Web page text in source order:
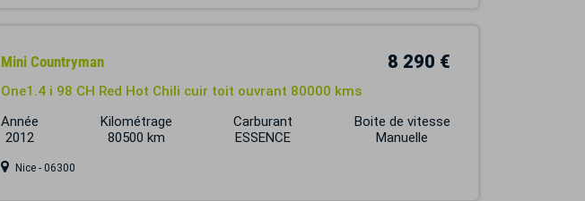
Mini Countryman 8 290 €
One1.4 i 98 CH Red Hot Chili cuir toit ouvrant 80000 kms
Année
2012
Kilométrage
80500 km
Carburant
ESSENCE
Boite de vitesse
Manuelle
Nice - 06300